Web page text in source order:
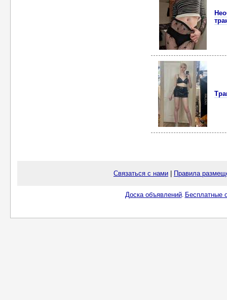
Связаться с нами Правила
Доска объявлений. Бесплатные